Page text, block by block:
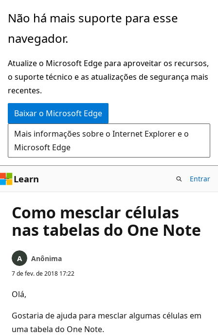
Pular
o
principal
Não há mais suporte para esse
navegador.
Atualize o Microsoft Edge para aproveitar os recursos,
o suporte técnico e as atualizações de segurança mais
recentes.
Baixar o Microsoft Edge
Mais informações sobre o Internet Explorer e o
Microsoft Edge
Learn Entrar
Como mesclar células
nas tabelas do One Note
Anônima
7 de fev. de 2018 17:22
Olá,
Gostaria de ajuda para mesclar algumas células em
uma tabela do One Note.